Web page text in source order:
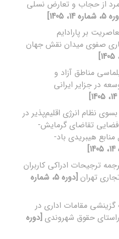
لامرد از حجاب و تعارض نسلی
14، 1405]
بر پارادایم
صفوی میدان نقش‌ جهان
مناطق آزاد و
در جزایر ایرانی
نظام انرژی اقلیم‌پذیر در
فضایی تقاضای گرمایش-
هیبریدی باد-
ترجیحات ادراکی کاربران
تهران
[دوره 5، شماره
گزینشی مقامات اداری در
حقوق شهروندی [دوره